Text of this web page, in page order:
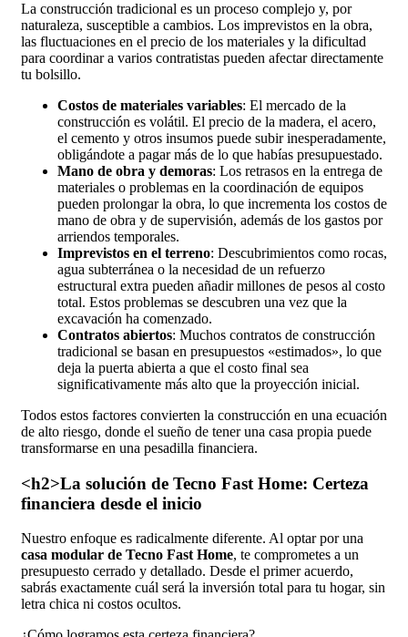
La construcción tradicional es un proceso complejo y, por
naturaleza, susceptible a cambios. Los imprevistos en la obra,
las fluctuaciones en el precio de los materiales y la dificultad
para coordinar a varios contratistas pueden afectar directamente
tu bolsillo.
Costos de materiales variables: El mercado de la
construcción es volátil. El precio de la madera, el acero,
el cemento y otros insumos puede subir inesperadamente,
obligándote a pagar más de lo que habías presupuestado.
Mano de obra y demoras: Los retrasos en la entrega de
materiales o problemas en la coordinación de equipos
pueden prolongar la obra, lo que incrementa los costos de
mano de obra y de supervisión, además de los gastos por
arriendos temporales.
Imprevistos en el terreno: Descubrimientos como rocas,
agua subterránea o la necesidad de un refuerzo
estructural extra pueden añadir millones de pesos al costo
total. Estos problemas se descubren una vez que la
excavación ha comenzado.
Contratos abiertos: Muchos contratos de construcción
tradicional se basan en presupuestos «estimados», lo que
deja la puerta abierta a que el costo final sea
significativamente más alto que la proyección inicial.
Todos estos factores convierten la construcción en una ecuación
de alto riesgo, donde el sueño de tener una casa propia puede
transformarse en una pesadilla financiera.
<h2>La solución de Tecno Fast Home: Certeza
financiera desde el inicio
Nuestro enfoque es radicalmente diferente. Al optar por una
casa modular de Tecno Fast Home, te comprometes a un
presupuesto cerrado y detallado. Desde el primer acuerdo,
sabrás exactamente cuál será la inversión total para tu hogar, sin
letra chica ni costos ocultos.